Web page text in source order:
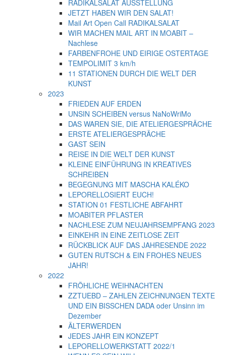
RADIKALSALAT AUSSTELLUNG
JETZT HABEN WIR DEN SALAT!
Mail Art Open Call RADIKALSALAT
WIR MACHEN MAIL ART IN MOABIT –
Nachlese
FARBENFROHE UND EIRIGE OSTERTAGE
TEMPOLIMIT 3 km/h
11 STATIONEN DURCH DIE WELT DER
KUNST
2023
FRIEDEN AUF ERDEN
UNSIN SCHEIBEN versus NaNoWriMo
DAS WAREN SIE, DIE ATELIERGESPRÄCHE
ERSTE ATELIERGESPRÄCHE
GAST SEIN
REISE IN DIE WELT DER KUNST
KLEINE EINFÜHRUNG IN KREATIVES
SCHREIBEN
BEGEGNUNG MIT MASCHA KALÉKO
LEPORELLOSIERT EUCH!
STATION 01 FESTLICHE ABFAHRT
MOABITER PFLASTER
NACHLESE ZUM NEUJAHRSEMPFANG 2023
EINKEHR IN EINE ZEITLOSE ZEIT
RÜCKBLICK AUF DAS JAHRESENDE 2022
GUTEN RUTSCH & EIN FROHES NEUES
JAHR!
2022
FRÖHLICHE WEIHNACHTEN
ZZTUEBD – ZAHLEN ZEICHNUNGEN TEXTE
UND EIN BISSCHEN DADA oder Unsinn im
Dezember
ÄLTERWERDEN
JEDES JAHR EIN KONZEPT
LEPORELLOWERKSTATT 2022/1